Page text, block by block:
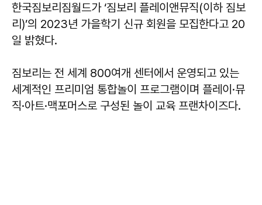
한국짐보리짐월드가 ‘짐보리 플레이앤뮤직(이하 짐보
리)’의 2023년 가을학기 신규 회원을 모집한다고 20
일 밝혔다.
짐보리는 전 세계 800여개 센터에서 운영되고 있는
세계적인 프리미엄 통합놀이 프로그램이며 플레이·뮤
직·아트·맥포머스로 구성된 놀이 교육 프랜차이즈다.